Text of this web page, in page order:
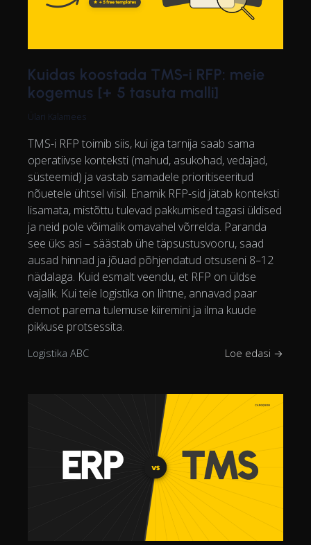
Kuidas koostada TMS-i RFP: meie
kogemus [+ 5 tasuta malli]
Ülari Kalamees
TMS-i RFP toimib siis, kui iga tarnija saab sama
operatiivse konteksti (mahud, asukohad, vedajad,
süsteemid) ja vastab samadele prioritiseeritud
nõuetele ühtsel viisil. Enamik RFP-sid jätab konteksti
lisamata, mistõttu tulevad pakkumised tagasi üldised
ja neid pole võimalik omavahel võrrelda. Paranda
see üks asi – säästab ühe täpsustusvooru, saad
ausad hinnad ja jõuad põhjendatud otsuseni 8–12
nädalaga. Kuid esmalt veendu, et RFP on üldse
vajalik. Kui teie logistika on lihtne, annavad paar
demot parema tulemuse kiiremini ja ilma kuude
pikkuse protsessita.
Logistika ABC Loe edasi →